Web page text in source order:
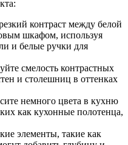
контраст между белой
шкафом, используя
и белые ручки для
смелость контрастных
и столешниц в оттенках
немного цвета в кухню
как кухонные полотенца,
элементы, такие как